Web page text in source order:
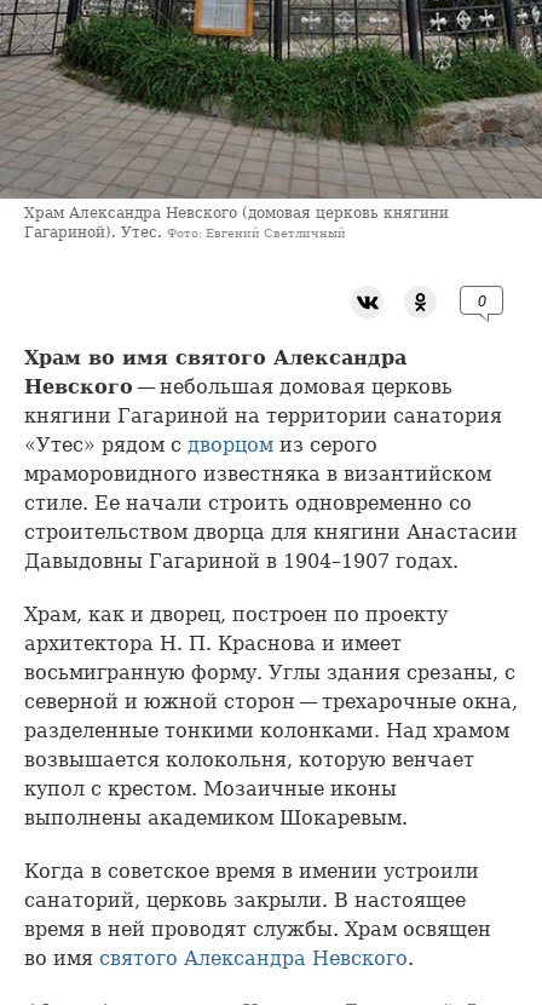
Храм Александра Невского (домовая церковь княгини
Гагариной). Утес. Фото: Евгений Светличный
0
Храм во имя святого Александра
Невского — небольшая домовая церковь
княгини Гагариной на территории санатория
«Утес» рядом с дворцом из серого
мраморовидного известняка в византийском
стиле. Ее начали строить одновременно со
строительством дворца для княгини Анастасии
Давыдовны Гагариной в 1904–1907 годах.
Храм, как и дворец, построен по проекту
архитектора Н. П. Краснова и имеет
восьмигранную форму. Углы здания срезаны, с
северной и южной сторон — трехарочные окна,
разделенные тонкими колонками. Над храмом
возвышается колокольня, которую венчает
купол с крестом. Мозаичные иконы
выполнены академиком Шокаревым.
Когда в советское время в имении устроили
санаторий, церковь закрыли. В настоящее
время в ней проводят службы. Храм освящен
во имя святого Александра Невского.